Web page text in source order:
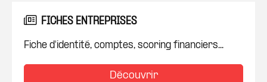
FICHES ENTREPRISES
Fiche d'identité, comptes, scoring financiers...
Découvrir